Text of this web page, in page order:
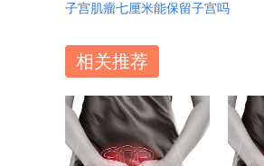
子宫肌瘤七厘米能保留子宫吗
相关推荐